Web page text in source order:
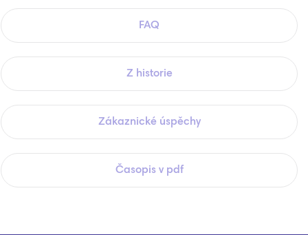
FAQ
Z historie
Zákaznické úspěchy
Časopis v pdf